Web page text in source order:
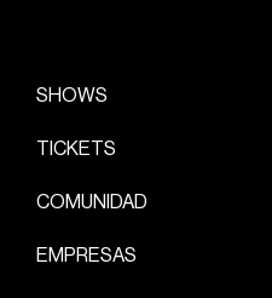
SHOWS
TICKETS
COMUNIDAD
EMPRESAS